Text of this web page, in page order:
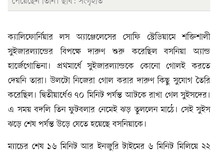
ক্যালিফোর্নিয়ার লস অ্যাঞ্জেলেসের সোফি স্টেডিয়ামে শক্তিশালী
সুইজারল্যান্ডের বিপক্ষে দারুণ শুরু করেছিল বসনিয়া অ্যান্ড
হার্জেগোভিনা। প্রথমার্ধে সুইজারল্যান্ডকে কোনো গোলই করতে
দেয়নি তারা। উলটো নিজেরা গোল করার দারুণ কিছু সুযোগ তৈরি
করেছিল। দ্বিতীয়ার্ধেও ৭০ মিনিট পর্যন্ত আটকে রাখা গেল সুইসদের।
এ সময় বদলি তিন ফুটবলার নেমেই ঝড় তুললেন মাঠে। সেই সুইস
ঝড়ে শেষ পর্যন্ত উড়ে যেতে হয়েছে বসনিয়াকে।
ম্যাচের শেষ ১৬ মিনিট আর ইনজুরি টাইমের ৬ মিনিট মিলিয়ে ২২